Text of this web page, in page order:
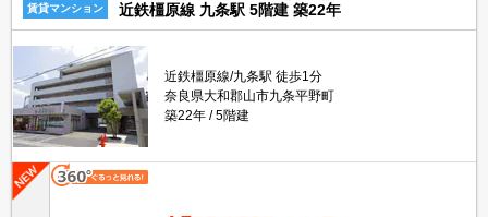
賃貸マンション 近鉄橿原線 九条駅 5階建 築22年
近鉄橿原線/九条駅 徒歩1分
奈良県大和郡山市九条平野町
築22年
5階建